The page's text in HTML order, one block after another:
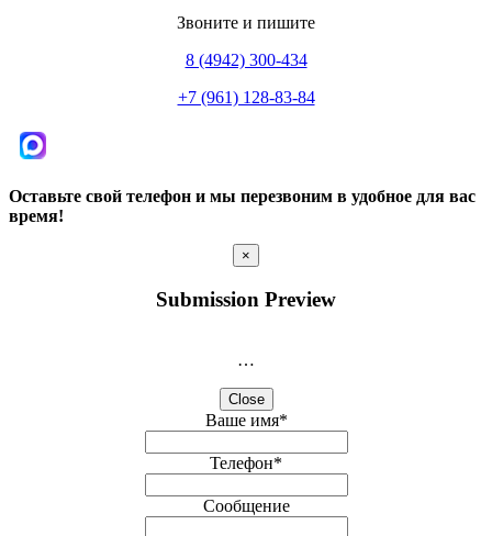
Звоните и пишите
8 (4942) 300-434
+7 (961) 128-83-84
Оставьте свой телефон и мы перезвоним в удобное для вас
время!
×
Submission Preview
…
Close
Ваше имя*
Телефон*
Сообщение